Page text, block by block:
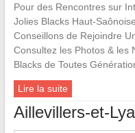
Pour des Rencontres sur
Jolies Blacks Haut-
Conseillons de Rejoindre
Consultez les Photos & les
Blacks de Toutes
Lire la suite
Aillevillers-et-